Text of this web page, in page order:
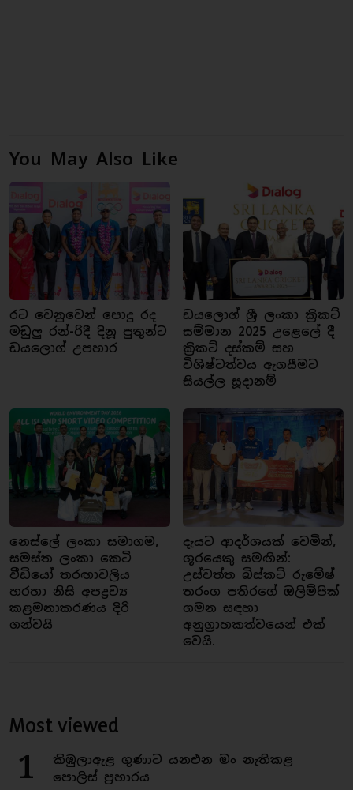
You May Also Like
රට වෙනුවෙන් පොදු රද
මඩුලු රන්-රිදී දිනූ පුතුන්ට
ඩයලොග් උපහාර
ඩයලොග් ශ්‍රී ලංකා ක්‍රිකට්
සම්මාන 2025 උළෙලේ දී
ක්‍රිකට් දස්කම් සහ
විශිෂ්ටත්වය ඇගයීමට
සියල්ල සූදානම්
නෙස්ලේ ලංකා සමාගම,
සමස්ත ලංකා කෙටි
වීඩියෝ තරඟාවලිය
හරහා නිසි අපද්‍රව්‍ය
කළමනාකරණය දිරි
ගන්වයි
දැයට ආදර්ශයක් වෙමින්,
ශූරයෙකු සමඟින්:
උස්වත්ත බිස්කට් රුමේෂ්
තරංග පතිරගේ ඔලිම්පික්
ගමන සඳහා
අනුග්‍රාහකත්වයෙන් එක්
වෙයි.
Most viewed
1
කිඹුලාඇළ ගුණාට යනඑන මං නැතිකළ
පොලිස් ප්‍රහාරය